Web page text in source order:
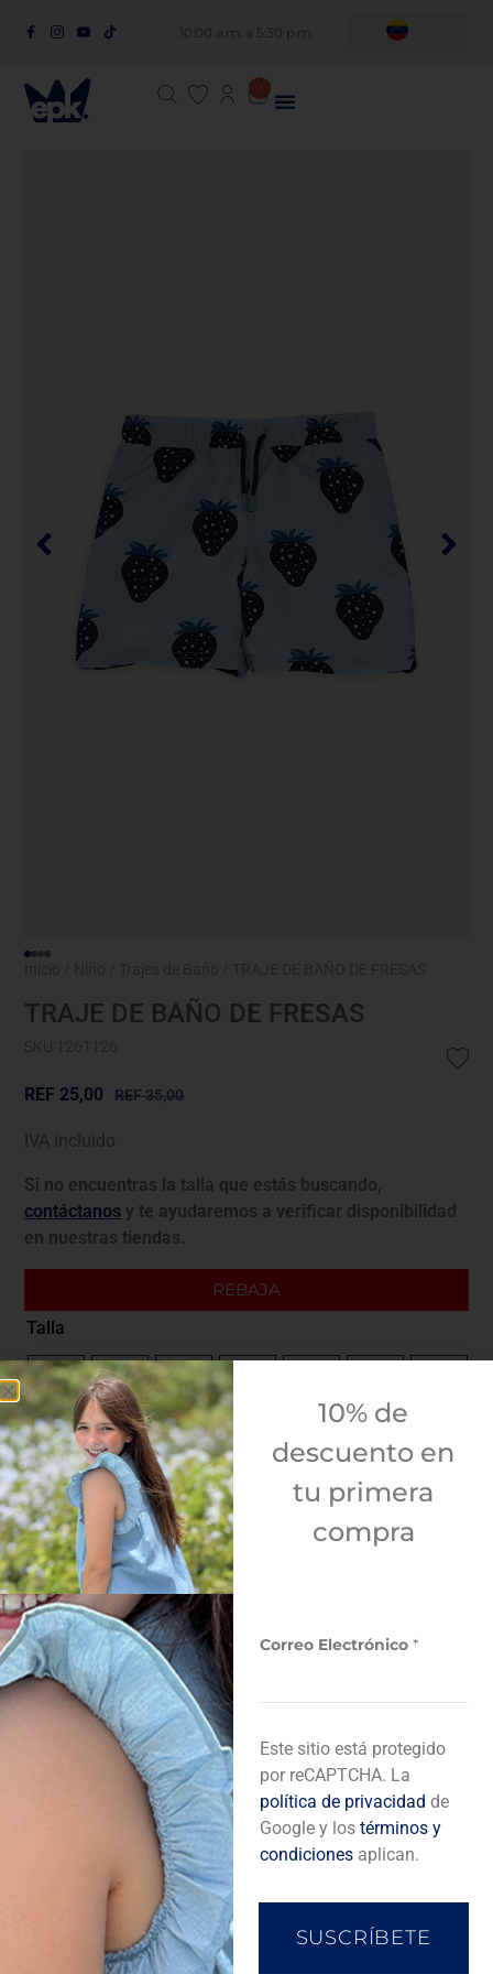
10:00 a.m. a 5:30 p.m.
TRAJE DE BAÑO DE FRESAS
SKU 1261126
REF35,00
REF 25,00
IVA incluido
Si no encuentras la talla que estás buscando,
contáctanos y te ayudaremos a verificar disponibilidad
en nuestras tiendas.
REBAJA
Talla
4A 5A
Guía de tallas
¿Envolver para regalo?
Sí
Añadir a bolsa de compra
Descripción del producto
Completa tu look
10% de
descuento en
tu primera
compra
l
ó
n
i
c
o
*
o
Correo Electrónico *
Este sitio está protegido
por reCAPTCHA. La
política de privacidad de
Google y los términos y
condicionesaplican.
SUSCRÍBETE